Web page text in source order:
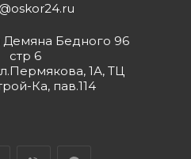
Демяна Бедного 96
стр 6
1А, ТЦ
Ка, пав.114